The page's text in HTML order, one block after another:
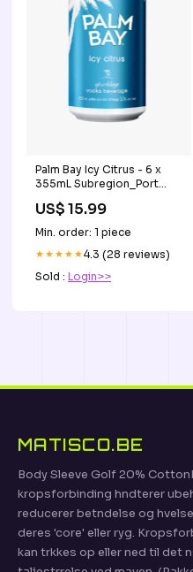
Palm Bay Icy Citrus - 6 x
355mL Subregion_Port
US$ 15.99
Min. order: 1 piece
★★★★★4.3 (28 reviews)
Sold : Login>>
MATISCO.BE
Body Sleeve Golf 20%
kropsforbinding hndterer
reducerer betndelse og
deres 'core' eller ryg.
kan trkkes op eller ned til det